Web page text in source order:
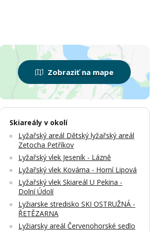
Kúpacia kaďa Pri lese
dalších 12 fotek
Zobraziť na mape
Skiareály v okolí
Lyžařský areál Dětský lyžařský areál
Zetocha Petříkov
Lyžařský vlek Jeseník - Lázně
Lyžařský vlek Kovárna - Horní Lipová
Lyžařský vlek Skiareál U Pekina -
Dolní Údolí
Lyžiarske stredisko SKI OSTRUŽNÁ -
ŘETĚZARNA
Lyžiarsky areál Červenohorské sedlo